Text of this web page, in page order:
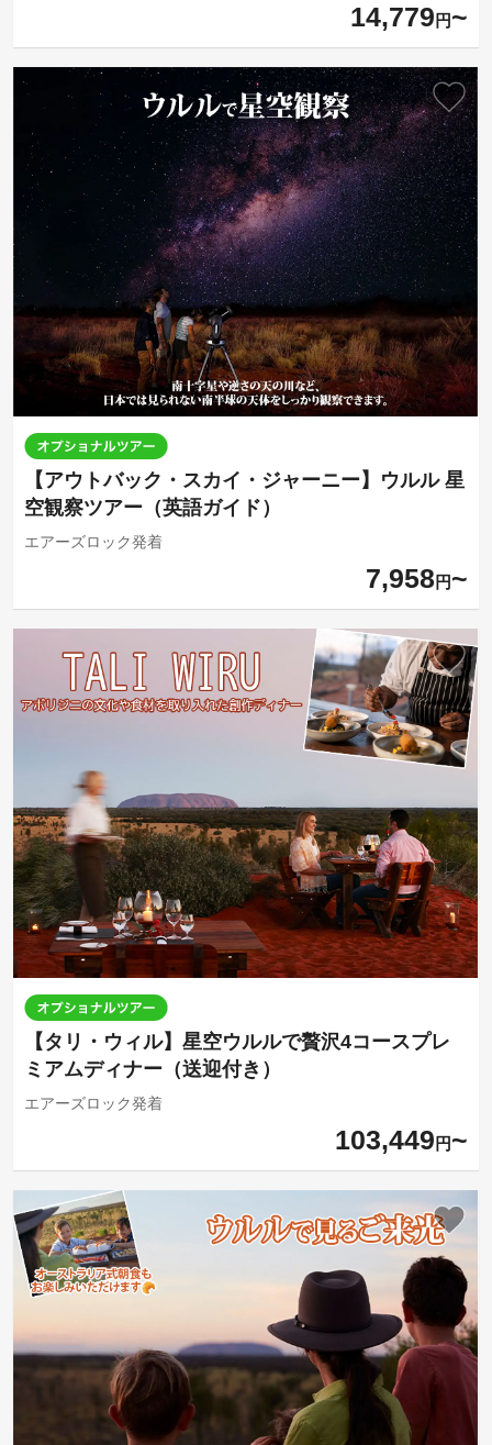
14,779 円
【アウトバック・スカイ・ジャーニー】ウルル 星
空観察ツアー（英語ガイド）
エアーズロック発着
7,958円
【タリ・ウィル】星空ウルルで贅沢4コースプレ
ミアムディナー（送迎付き）
エアーズロック発着
103,449 円